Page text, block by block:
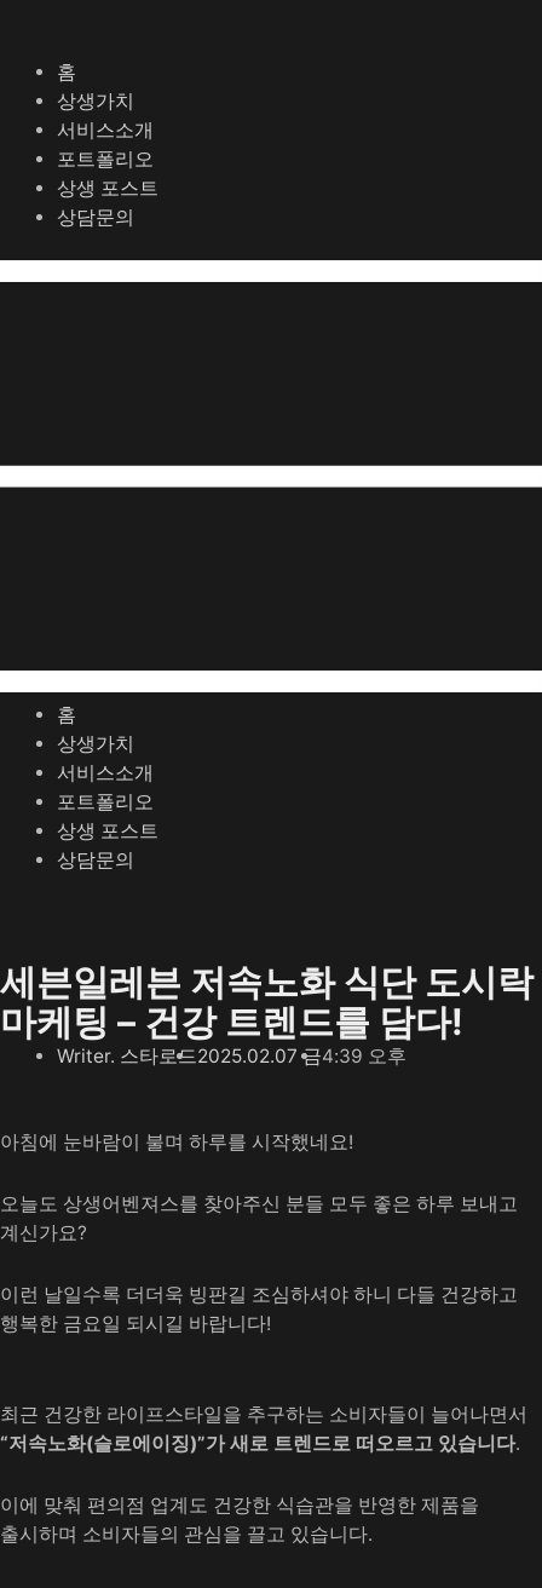
홈
상생가치
서비스소개
포트폴리오
상생 포스트
상담문의
홈
상생가치
서비스소개
포트폴리오
상생 포스트
상담문의
세븐일레븐 저속노화 식단 도시락
마케팅 – 건강 트렌드를 담다!
Writer. 스타로드2025.02.07 금4:39 오후
아침에 눈바람이 불며 하루를 시작했네요!
오늘도 상생어벤져스를 찾아주신 분들 모두 좋은 하루 보내고
계신가요?
이런 날일수록 더더욱 빙판길 조심하셔야 하니 다들 건강하고
행복한 금요일 되시길 바랍니다!
최근 건강한 라이프스타일을 추구하는 소비자들이 늘어나면서
“저속노화(슬로에이징)”가 새로 트렌드로 떠오르고 있습니다.
이에 맞춰 편의점 업계도 건강한 식습관을 반영한 제품을
출시하며 소비자들의 관심을 끌고 있습니다.